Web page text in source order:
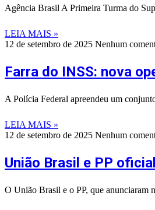
Agência Brasil A Primeira Turma do
LEIA MAIS »
12 de setembro de 2025 Nenhum
Farra do INSS: nova
A Polícia Federal apreendeu um
LEIA MAIS »
12 de setembro de 2025 Nenhum
União Brasil e PP
O União Brasil e o PP, que anunciaram